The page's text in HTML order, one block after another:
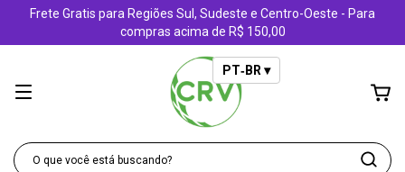
Frete Gratis para Regiões Sul, Sudeste e Centro-Oeste - Para
compras acima de R$ 150,00
PT‑BR ▾